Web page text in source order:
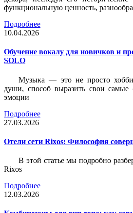
функциональную ценность,
Подробнее
10.04.2026
Обучение вокалу для новичков и
SOLO
Музыка — это не просто
души, способ выразить свои самые
эмоции
Подробнее
27.03.2026
Отели сети Rixos: Философия
В этой статье мы подробно
Rixos
Подробнее
12.03.2026